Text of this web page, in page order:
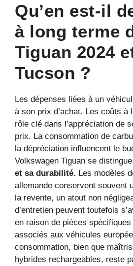
Qu’en est-il
à long terme
Tiguan 2024
Tucson ?
Les dépenses liées à un
à son prix d’achat. Les coûts à
rôle clé dans l’appréciation de
prix. La consommation de
la dépréciation influencent le
Volkswagen Tiguan se
et sa durabilité. Les modèles
allemande conservent souvent
la revente, un atout non
d’entretien peuvent toutefois
en raison de pièces
associés aux véhicules
consommation, bien que
hybrides rechargeables, reste